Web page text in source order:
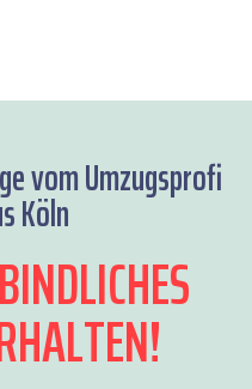
vom Umzugsprofi
Köln